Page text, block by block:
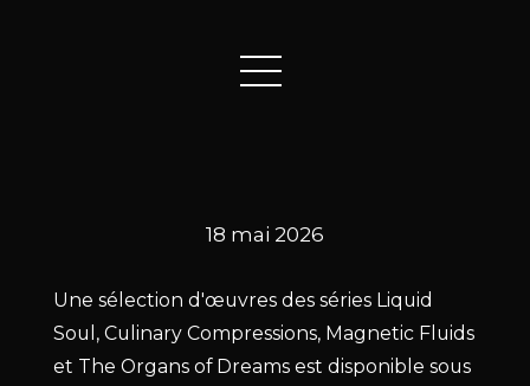
18 mai 2026
Une sélection d'œuvres des séries Liquid
Soul, Culinary Compressions, Magnetic Fluids
et The Organs of Dreams est disponible sous